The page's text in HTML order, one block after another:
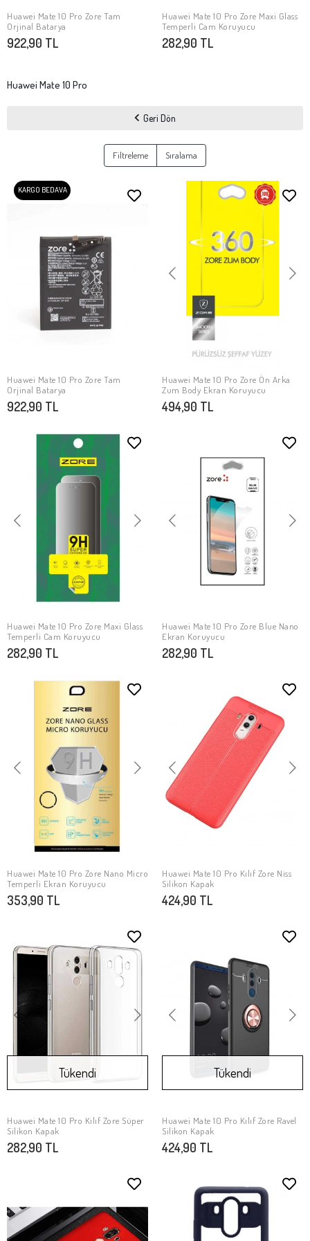
SEPETE EKLE
Huawei Mate 10 Pro Zore Tam
Orjinal Batarya
922,90 TL
SEPETE EKLE
Huawei Mate 10 Pro Zore Maxi Glass
Temperli Cam Koruyucu
282,90 TL
Huawei Mate 10 Pro
Geri Dön
Filtreleme Sıralama
KARGO BEDAVA
SEPETE EKLE
Huawei Mate 10 Pro Zore Tam
Orjinal Batarya
922,90 TL
SEPETE EKLE
Huawei Mate 10 Pro Zore Ön Arka
Zum Body Ekran Koruyucu
494,90 TL
SEPETE EKLE
Huawei Mate 10 Pro Zore Maxi Glass
Temperli Cam Koruyucu
282,90 TL
SEPETE EKLE
Huawei Mate 10 Pro Zore Blue Nano
Ekran Koruyucu
282,90 TL
SEPETE EKLE
Huawei Mate 10 Pro Zore Nano Micro
Temperli Ekran Koruyucu
353,90 TL
SEPETE EKLE
Huawei Mate 10 Pro Kılıf Zore Niss
Silikon Kapak
424,90 TL
Stokta Yok
Tükendi
Huawei Mate 10 Pro Kılıf Zore Süper
Silikon Kapak
282,90 TL
Stokta Yok
Tükendi
Huawei Mate 10 Pro Kılıf Zore Ravel
Silikon Kapak
424,90 TL